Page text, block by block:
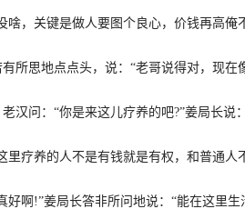
，关键是做人要图个良心，价钱再高俺
思地点点头，说：“老哥说得对，现在
问：“你是来这儿疗养的吧?”姜局长说
疗养的人不是有钱就是有权，和普通人
啊!”姜局长答非所问地说：“能在这里生